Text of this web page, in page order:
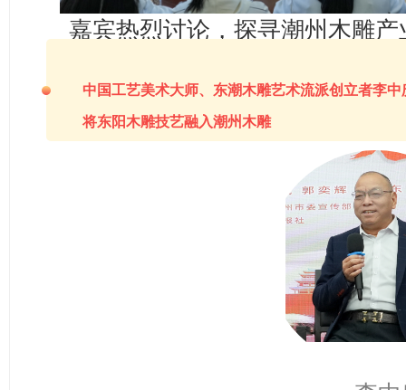
嘉宾热烈讨论，探寻潮州木雕
中国工艺美术大师、东潮木雕艺术流派创立者李中
将东阳木雕技艺融入潮州木雕